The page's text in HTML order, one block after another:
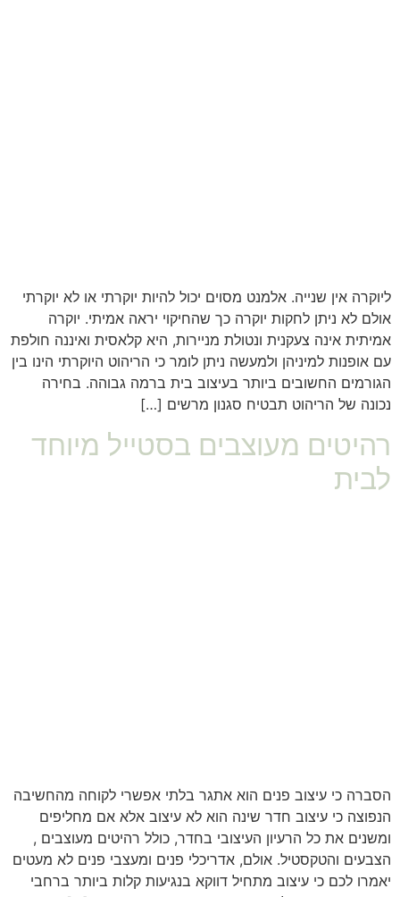
ליוקרה אין שנייה. אלמנט מסוים יכול להיות יוקרתי או לא יוקרתי
אולם לא ניתן לחקות יוקרה כך שהחיקוי יראה אמיתי. יוקרה
אמיתית אינה צעקנית ונטולת מניירות, היא קלאסית ואיננה חולפת
עם אופנות למיניהן ולמעשה ניתן לומר כי הריהוט היוקרתי הינו בין
הגורמים החשובים ביותר בעיצוב בית ברמה גבוהה. בחירה
נכונה של הריהוט תבטיח סגנון מרשים […]
רהיטים מעוצבים בסטייל מיוחד
לבית
הסברה כי עיצוב פנים הוא אתגר בלתי אפשרי לקוחה מהחשיבה
הנפוצה כי עיצוב חדר שינה הוא לא עיצוב אלא אם מחליפים
ומשנים את כל הרעיון העיצובי בחדר, כולל רהיטים מעוצבים ,
הצבעים והטקסטיל. אולם, אדריכלי פנים ומעצבי פנים לא מעטים
יאמרו לכם כי עיצוב מתחיל דווקא בנגיעות קלות ביותר ברחבי